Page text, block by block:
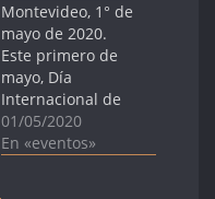
Montevideo, 1° de
mayo de 2020.
Este primero de
mayo, Día
Internacional de
los Trabajadores
y Trabajadoras,
01/05/2020
En «eventos»